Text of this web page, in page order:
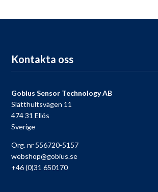
Kontakta oss
Gobius Sensor Technology AB
Slätthultsvägen 11
474 31 Ellös
Sverige
Org. nr 556720-5157
webshop@gobius.se
+46 (0)31 650170